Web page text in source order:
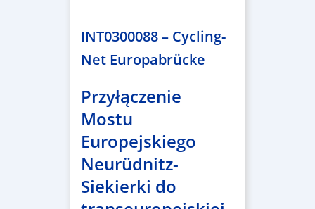
INT0300088 – Cycling-
Net Europabrücke
Przyłączenie
Mostu
Europejskiego
Neurüdnitz-
Siekierki do